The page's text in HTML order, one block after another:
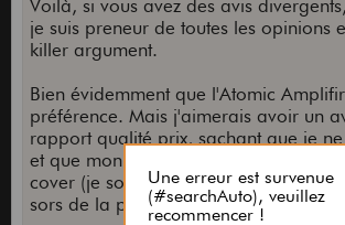
Voilà, si vous avez des avis
je suis preneur de toutes les opinions
killer argument.
Bien évidemment que l'Atomic
préférence. Mais j'aimerais avoir un
rapport qualité prix, sachant que je
et que mon niveau est moyen+ dans
cover (je solote mais je mets ma
sors de la penta).